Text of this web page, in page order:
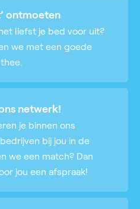
ontmoeten
liefst je bed voor uit?
we met een goede
netwerk!
je binnen ons
bij jou in de
we een match? Dan
jou een afspraak!